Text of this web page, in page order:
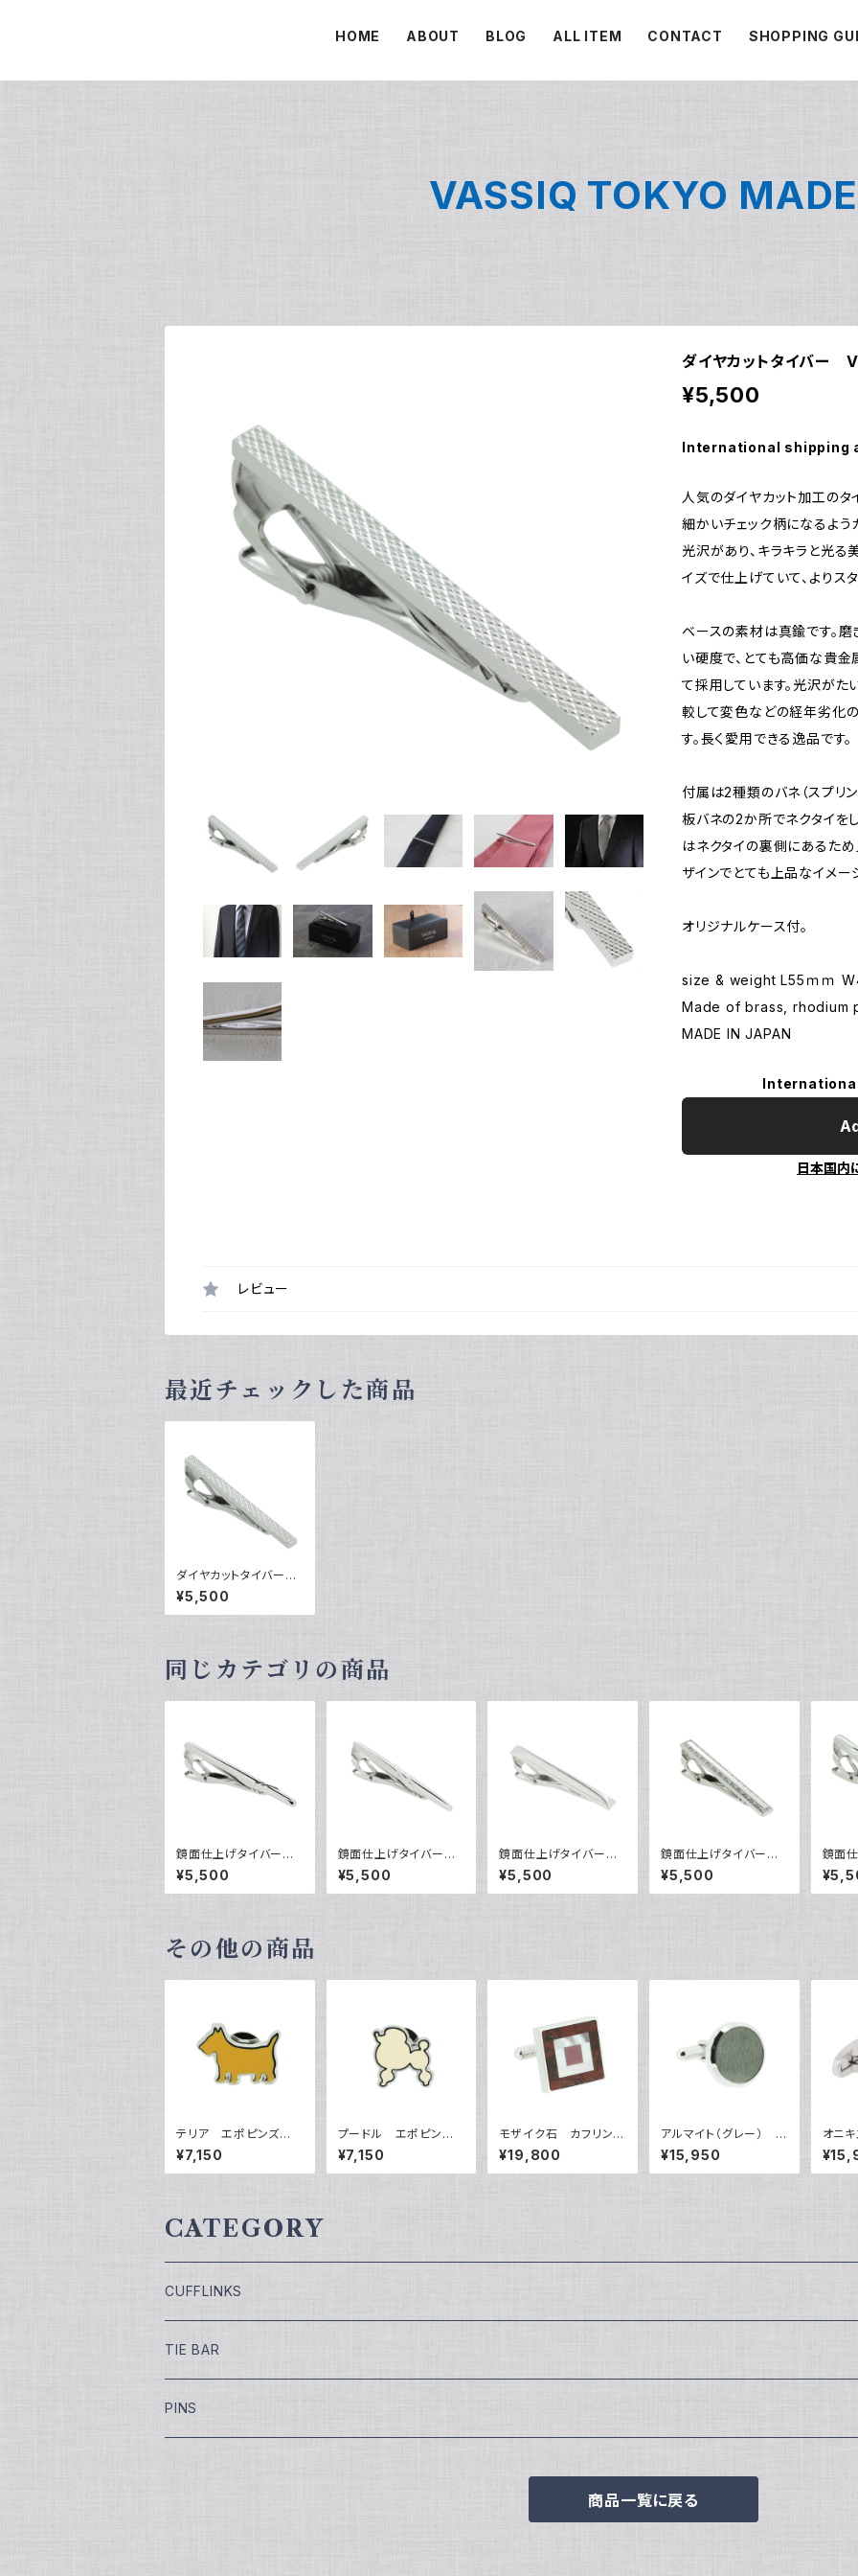
HOME ABOUT BLOG ALL ITEM CONTACT SHOPPING
VASSIQ TOKYO MADE
ダイヤカットタイバー
¥5,500
International shipping
人気のダイヤカット加工のタ
細かいチェック柄になるよう
光沢があり、キラキラと光る
イズで仕上げていて、よりス
ベースの素材は真鍮です。
い硬度で、とても高価な貴
て採用しています。光沢がた
較して変色などの経年劣化
す。長く愛用できる逸品です。
付属は2種類のバネ（スプリ
板バネの2か所でネクタイを
はネクタイの裏側にあるた
ザインでとても上品なイメー
オリジナルケース付。
size & weight L55ｍｍ
Made of brass, rhodium
MADE IN JAPAN
日本国内
レビュー
最近チェックした商品
ダイヤカットタイバー
VQT-0334
¥5,500
同じカテゴリの商品
鏡面仕上げタイバー
VQT-0301
¥5,500
鏡面仕上げタイバー
VQT-0302
¥5,500
鏡面仕上げタイバー
VQT-0303
¥5,500
鏡面仕上げタイバー
VQT-0304
¥5,500
鏡面
その他の商品
テリア エポピンズ V
QP-0506
¥7,150
プードル エポピン
ズ VQP-0501
¥7,150
モザイク石 カフリンク
ス VQC-1503B
¥19,800
アルマイト（グレー） カ
フリンクス VQC-120
8GO
¥15,950
オニ
ス
CATEGORY
CUFFLINKS
￥7,700
￥9,900
TIE BAR
￥4,400
PINS
商品一覧に戻る